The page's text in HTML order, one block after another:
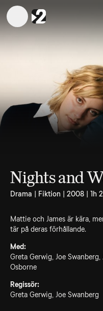
Nights and
Drama | Fiktion | 2008 | 1h
Mattie och James är kära,
tär på deras förhållande.
Med:
Greta Gerwig, Joe
Osborne
Regissör:
Greta Gerwig, Joe Swanberg